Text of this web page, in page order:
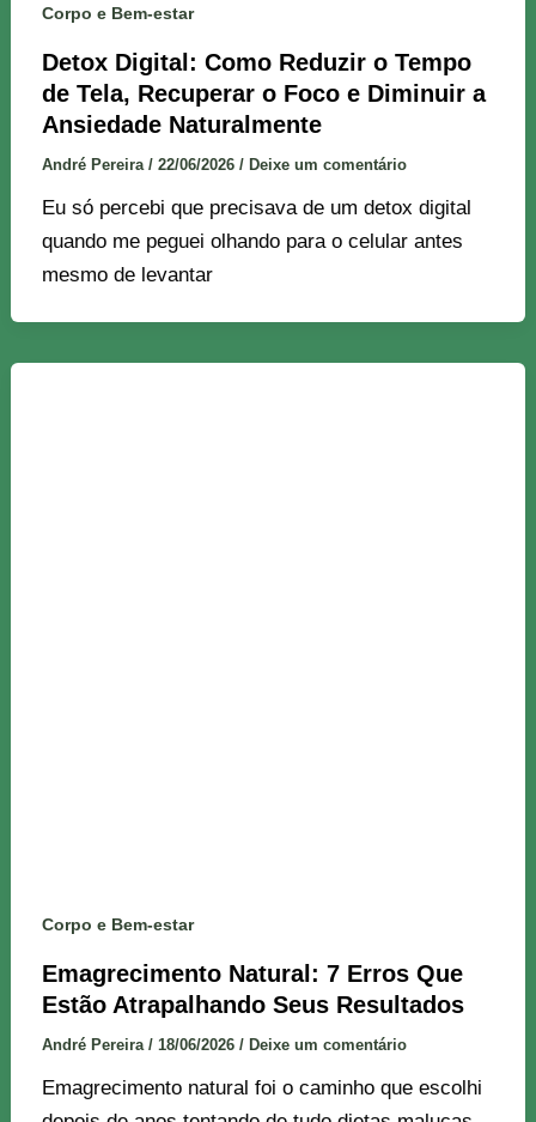
Corpo e Bem-estar
Detox Digital: Como Reduzir o Tempo
de Tela, Recuperar o Foco e Diminuir a
Ansiedade Naturalmente
André Pereira / 22/06/2026 / Deixe um comentário
Eu só percebi que precisava de um detox digital
quando me peguei olhando para o celular antes
mesmo de levantar
Corpo e Bem-estar
Emagrecimento Natural: 7 Erros Que
Estão Atrapalhando Seus Resultados
André Pereira / 18/06/2026 / Deixe um comentário
Emagrecimento natural foi o caminho que escolhi